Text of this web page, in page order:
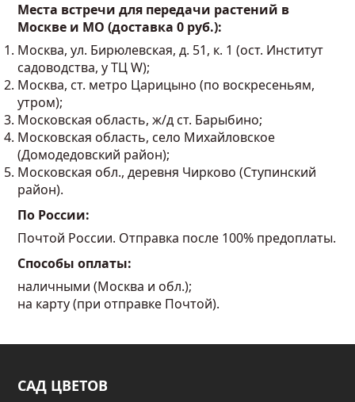
Места встречи для передачи растений в
Москве и МО (доставка 0 руб.):
Москва, ул. Бирюлевская, д. 51, к. 1 (ост. Институт
садоводства, у ТЦ W);
Москва, ст. метро Царицыно (по воскресеньям,
утром);
Московская область, ж/д ст. Барыбино;
Московская область, село Михайловское
(Домодедовский район);
Московская обл., деревня Чирково (Ступинский
район).
По России:
Почтой России. Отправка после 100% предоплаты.
Способы оплаты:
наличными (Москва и обл.);
на карту (при отправке Почтой).
САД ЦВЕТОВ